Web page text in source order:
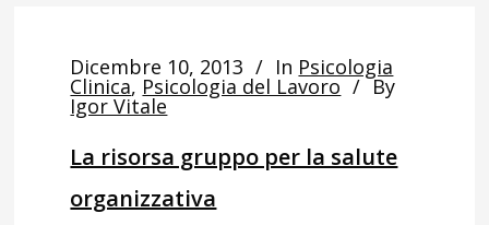
Dicembre 10, 2013 In Psicologia
Clinica, Psicologia del Lavoro By
Igor Vitale
La risorsa gruppo per la salute
organizzativa